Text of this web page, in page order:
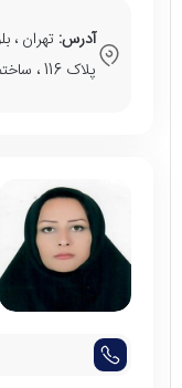
آدرس:
پلاک 116 ، ساختمان خانه سبز ، طبقه دوم ، واحد 4